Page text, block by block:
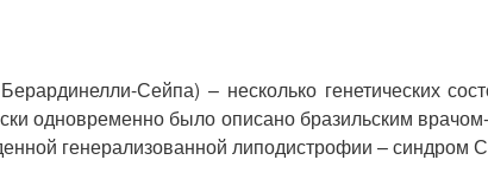
Сейпа) – несколько генетических
одновременно было описано бразильским
генерализованной липодистрофии – синдром